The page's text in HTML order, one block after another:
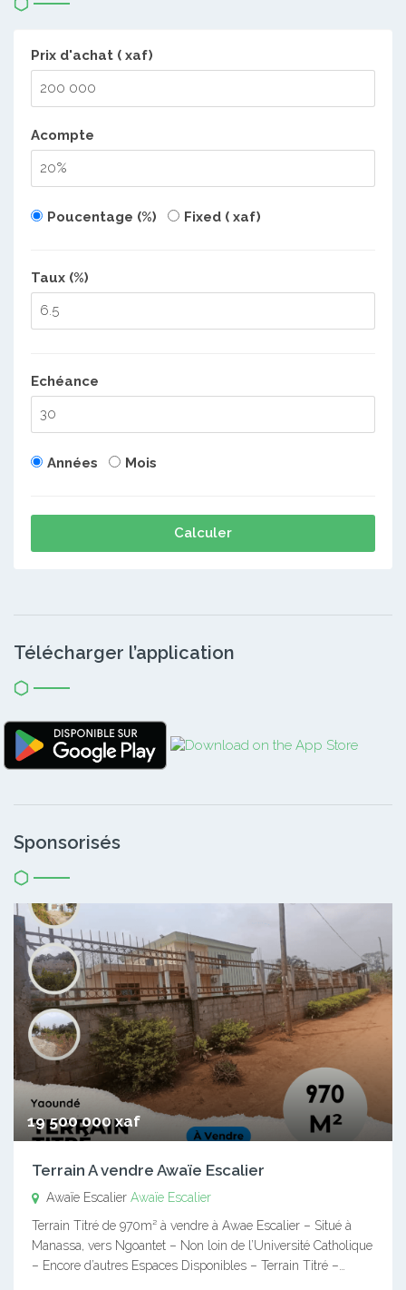
Prix d'achat ( xaf)
Acompte
Poucentage (%) Fixed ( xaf)
Taux (%)
Echéance
Années Mois
Calculer
Télécharger l’application
Sponsorisés
19 500 000 xaf
Terrain A vendre Awaïe Escalier
Awaïe Escalier Awaïe Escalier
Terrain Titré de 970m² à vendre à Awae Escalier – Situé à
Manassa, vers Ngoantet – Non loin de l’Université Catholique
– Encore d’autres Espaces Disponibles – Terrain Titré –…